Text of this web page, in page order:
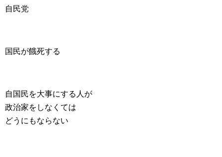
自民党
国民が餓死する
自国民を大事にする人が
政治家をしなくては
どうにもならない